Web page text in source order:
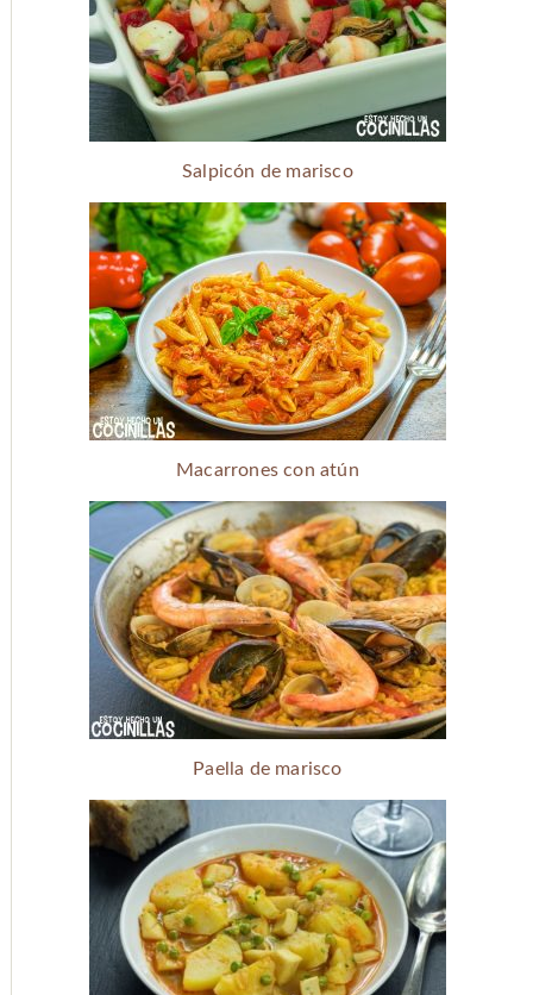
Salpicón de marisco
Macarrones con atún
Paella de marisco